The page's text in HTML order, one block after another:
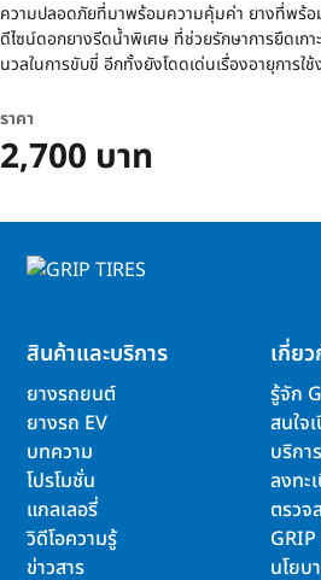
ความปลอดภัยที่มาพร้อมความคุ้มค่า ยางที่พร้อ
ดีไซน์ดอกยางรีดน้ำพิเศษ ที่ช่วยรักษาการยึดเก
นวลในการขับขี่ อีกทั้งยังโดดเด่นเรื่องอายุการใ
ราคา
2,700 บาท
สินค้าและบริการ
ยางรถยนต์
ยางรถ EV
บทความ
โปรโมชั่น
แกลเลอรี่
วิดีโอความรู้
ข่าวสาร
เกี่ยว
รู้จัก
สนใจ
บริกา
ลงทะ
ตรวจ
นโยบ